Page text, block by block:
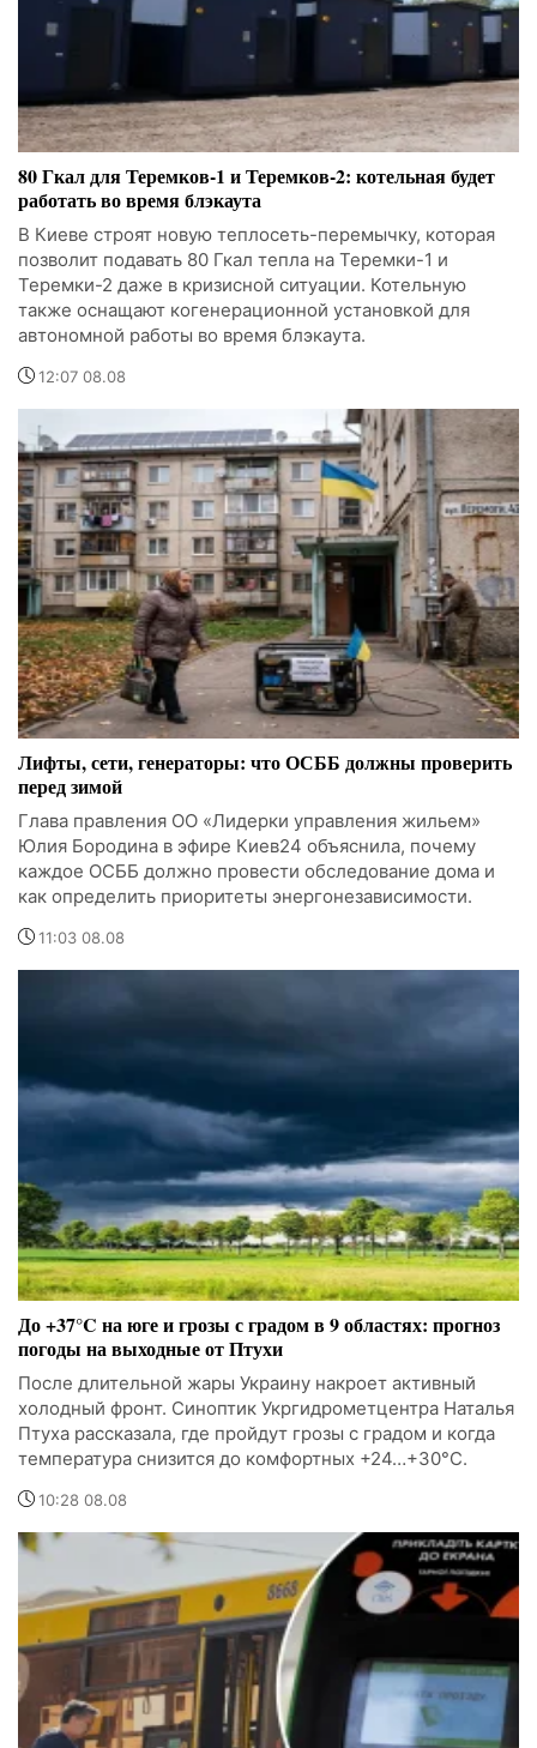
80 Гкал для Теремков-1 и Теремков-2: котельная будет
работать во время блэкаута
В Киеве строят новую теплосеть-перемычку, которая
позволит подавать 80 Гкал тепла на Теремки-1 и
Теремки-2 даже в кризисной ситуации. Котельную
также оснащают когенерационной установкой для
автономной работы во время блэкаута.
12:07 08.08
Лифты, сети, генераторы: что ОСББ должны проверить
перед зимой
Глава правления ОО «Лидерки управления жильем»
Юлия Бородина в эфире Киев24 объяснила, почему
каждое ОСББ должно провести обследование дома и
как определить приоритеты энергонезависимости.
11:03 08.08
До +37°C на юге и грозы с градом в 9 областях: прогноз
погоды на выходные от Птухи
После длительной жары Украину накроет активный
холодный фронт. Синоптик Укргидрометцентра Наталья
Птуха рассказала, где пройдут грозы с градом и когда
температура снизится до комфортных +24…+30°C.
10:28 08.08